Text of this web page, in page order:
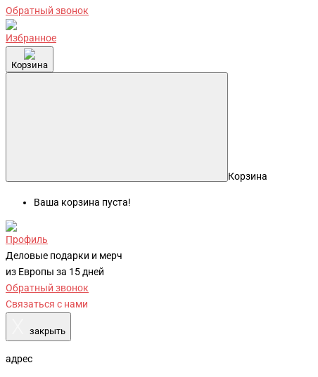
Обратный звонок
Избранное
Корзина
Корзина
Ваша корзина пуста!
Профиль
Деловые подарки и мерч
из Европы за 15 дней
Обратный звонок
Связаться с нами
закрыть
адрес